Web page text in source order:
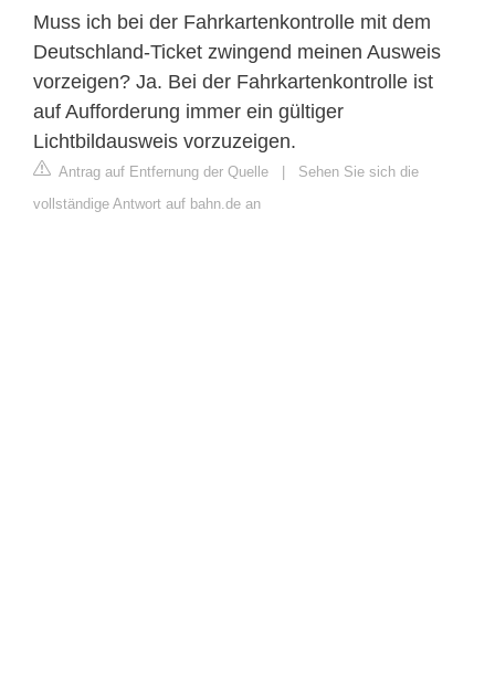
Muss ich bei der Fahrkartenkontrolle mit dem
Deutschland-Ticket zwingend meinen Ausweis
vorzeigen? Ja. Bei der Fahrkartenkontrolle ist
auf Aufforderung immer ein gültiger
Lichtbildausweis vorzuzeigen.
Antrag auf Entfernung der Quelle
Sehen Sie sich die
vollständige Antwort auf bahn.de an